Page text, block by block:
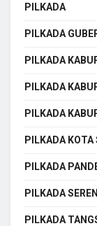
PILKADA
PILKADA
PILKADA
PILKADA
PILKADA
PILKADA KOTA
PILKADA
PILKADA
PILKADA